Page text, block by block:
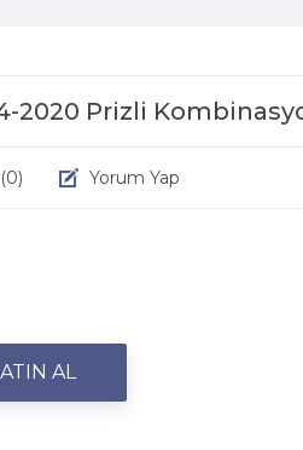
2020 Prizli
(0) Yorum Yap